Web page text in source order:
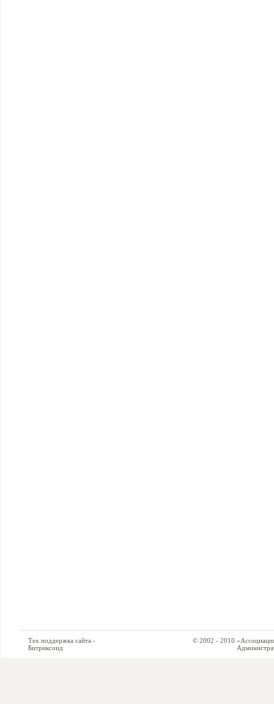
Тех.поддержка сайта -
Битриксоид
© 2002 - 2010 «Ассоциация